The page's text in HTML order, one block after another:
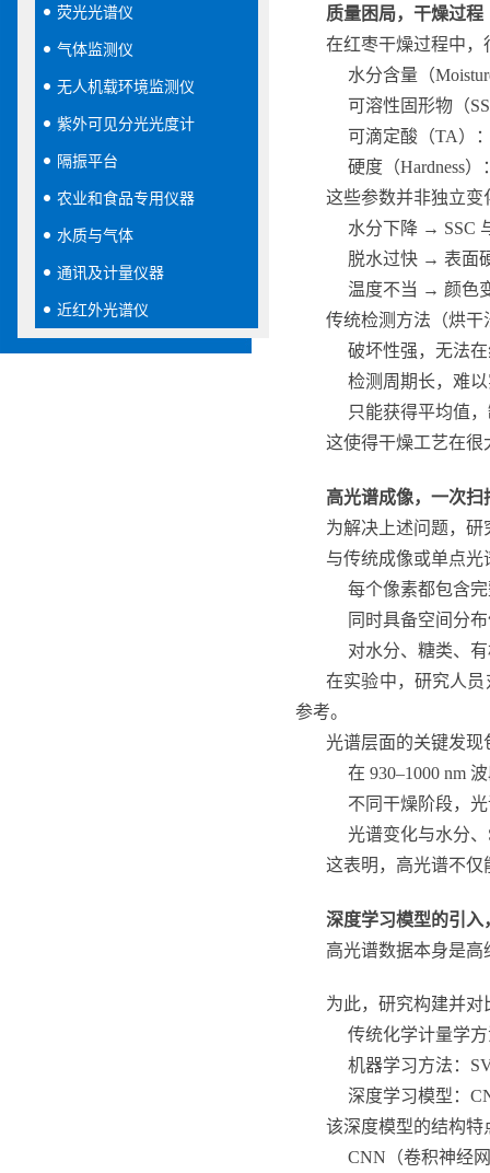
荧光光谱仪
气体监测仪
无人机载环境监测仪
紫外可见分光光度计
隔振平台
农业和食品专用仪器
水质与气体
通讯及计量仪器
近红外光谱仪
质量困局， 干燥过程
在红枣干燥过程中，
水分含量（
可溶性固形物（
可滴定酸（TA）
硬度（Hardness
这些参数并非独立变
水分下降 → SSC
脱水过快 → 表面
温度不当 → 颜色
传统检测方法（烘干
破坏性强，无法
检测周期长，难
只能获得平均值
这使得干燥工艺在很
高光谱成像， 一次扫
为解决上述问题，研
与传统成像或单点
每个像素都包含
同时具备空间分
对水分、糖类、
在实验中，研究人
参考。
光谱层面的关键发现
在 930–1000 nm
不同干燥阶段，
光谱变化与水分
这表明，高光谱不仅
深度学习模型的引入
高光谱数据本身是
为此，研究构建并对
传统化学计量学
机器学习方法：
深度学习模型：
该深度模型的结构特
CNN（卷积神经